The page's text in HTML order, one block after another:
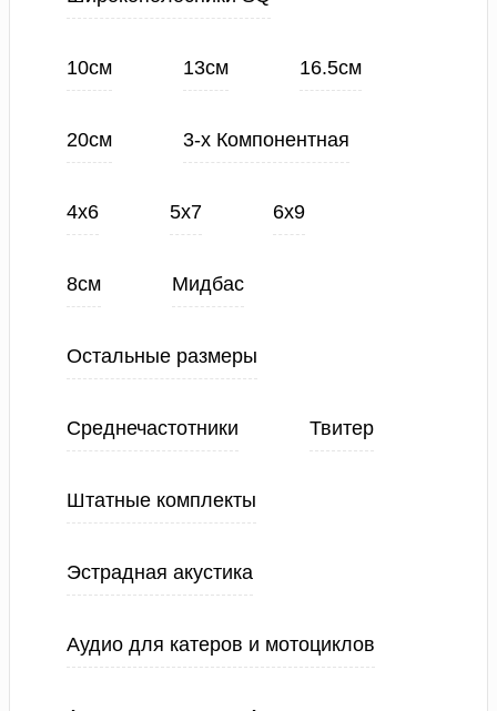
10см 13см 16.5см
20см 3-х Компонентная
4х6 5х7 6х9
8см Мидбас
Остальные размеры
Среднечастотники Твитер
Штатные комплекты
Эстрадная акустика
Аудио для катеров и мотоциклов